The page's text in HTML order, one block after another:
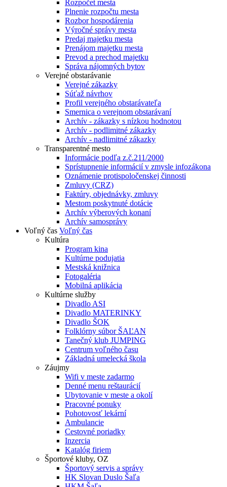
Rozpočet mesta
Plnenie rozpočtu mesta
Rozbor hospodárenia
Výročné správy mesta
Predaj majetku mesta
Prenájom majetku mesta
Prevod a prechod majetku
Správa nájomných bytov
Verejné obstarávanie
Verejné zákazky
Súťaž návrhov
Profil verejného obstarávateľa
Smernica o verejnom obstarávaní
Archív - zákazky s nízkou hodnotou
Archív - podlimitné zákazky
Archív - nadlimitné zákazky
Transparentné mesto
Informácie podľa z.č.211/2000
Sprístupnenie informácií v zmysle infozákona
Oznámenie protispoločenskej činnosti
Zmluvy (CRZ)
Faktúry, objednávky, zmluvy
Mestom poskytnuté dotácie
Archív výberových konaní
Archív samosprávy
Voľný čas Voľný čas
Kultúra
Program kina
Kultúrne podujatia
Mestská knižnica
Fotogaléria
Mobilná aplikácia
Kultúrne služby
Divadlo ASI
Divadlo MATERINKY
Divadlo ŠOK
Folklórny súbor ŠAĽAN
Tanečný klub JUMPING
Centrum voľného času
Základná umelecká škola
Záujmy
Wifi v meste zadarmo
Denné menu reštaurácií
Ubytovanie v meste a okolí
Pracovné ponuky
Pohotovosť lekární
Ambulancie
Cestovné poriadky
Inzercia
Katalóg firiem
Športové kluby, OZ
Športový servis a správy
HK Slovan Duslo Šaľa